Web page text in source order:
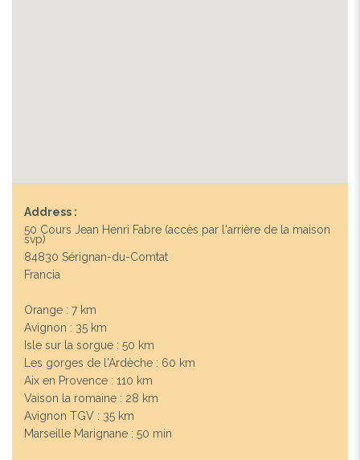
Previous
Address :
50 Cours Jean Henri Fabre (accès par l'arrière de la maison
svp)
84830 Sérignan-du-Comtat
Francia
Orange : 7 km
Avignon : 35 km
Isle sur la sorgue : 50 km
Les gorges de l'Ardèche : 60 km
Aix en Provence : 110 km
Vaison la romaine : 28 km
Avignon TGV : 35 km
Marseille Marignane : 50 min